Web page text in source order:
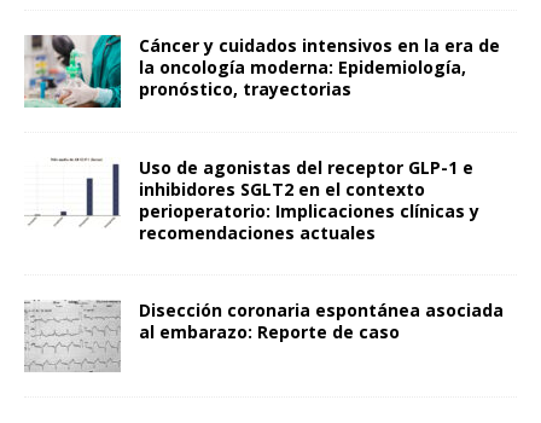
Cáncer y cuidados intensivos en la era de
la oncología moderna: Epidemiología,
pronóstico, trayectorias
Uso de agonistas del receptor GLP-1 e
inhibidores SGLT2 en el contexto
perioperatorio: Implicaciones clínicas y
recomendaciones actuales
Disección coronaria espontánea asociada
al embarazo: Reporte de caso